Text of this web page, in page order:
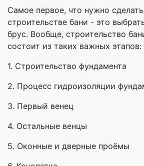
Самое первое, что нужно
строительстве бани - это
брус. Вообще, строительство
состоит из таких важных этапов:
1. Строительство фундамента
2. Процесс гидроизоляции
3. Первый венец
4. Остальные венцы
5. Оконные и дверные проёмы